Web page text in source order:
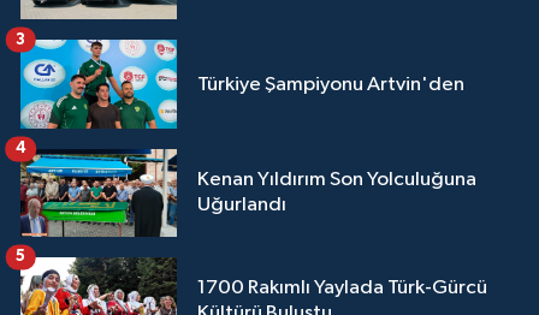
Türkiye Şampiyonu Artvin'den
3
Kenan Yıldırım Son Yolculuğuna
Uğurlandı
4
1700 Rakımlı Yaylada Türk-Gürcü
5